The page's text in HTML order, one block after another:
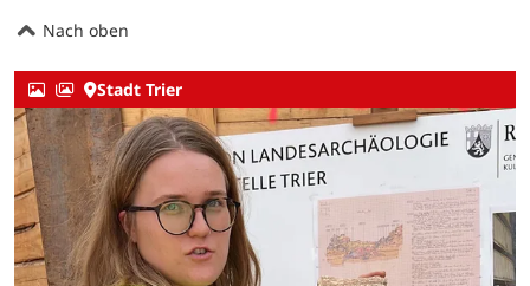
Nach oben
Stadt Trier